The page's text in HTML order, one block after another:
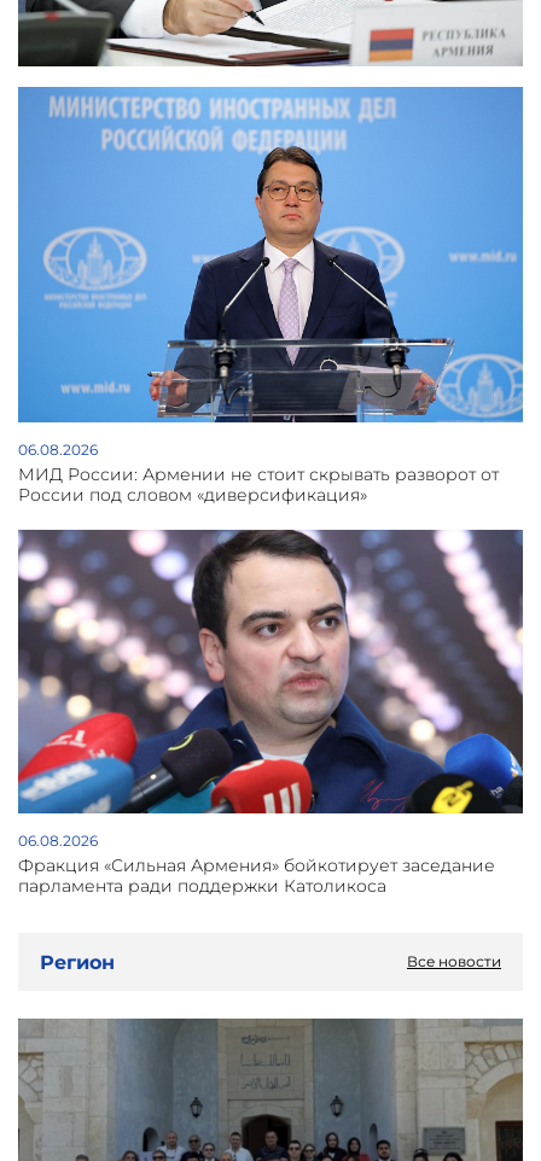
06.08.2026
МИД России: Армении не стоит скрывать разворот от
России под словом «диверсификация»
06.08.2026
Фракция «Сильная Армения» бойкотирует заседание
парламента ради поддержки Католикоса
Регион Все новости